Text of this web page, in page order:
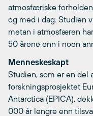
atmosfæriske
og med i dag. Studien
metan i atmosfæren
50 årene enn i noen
Menneskeskapt
Studien, som er en del
forskningsprosjektet
Antarctica (EPICA),
000 år lengre enn